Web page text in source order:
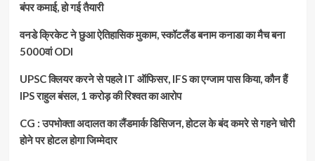
बंपर कमाई, हो गई तैयारी
वनडे क्रिकेट ने छुआ ऐतिहासिक मुकाम, स्कॉटलैंड बनाम कनाडा का मैच बना
5000वां ODI
UPSC क्लियर करने से पहले IT ऑफिसर, IFS का एग्जाम पास किया, कौन हैं
IPS राहुल बंसल, 1 करोड़ की रिश्वत का आरोप
CG : उपभोक्ता अदालत का लैंडमार्क डिसिजन, होटल के बंद कमरे से गहने चोरी
होने पर होटल होगा जिम्मेदार